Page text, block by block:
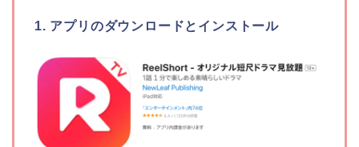
1. アプリのダウンロードとインストール